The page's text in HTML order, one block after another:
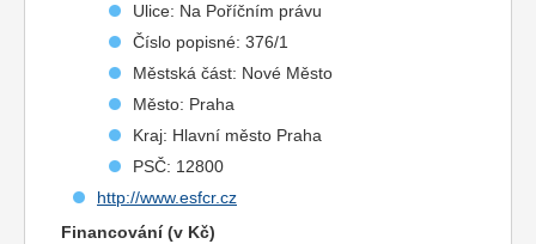
Ulice: Na Poříčním právu
Číslo popisné: 376/1
Městská část: Nové Město
Město: Praha
Kraj: Hlavní město Praha
PSČ: 12800
http://www.esfcr.cz
Financování (v Kč)